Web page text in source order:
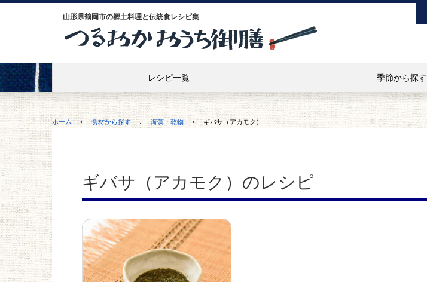
山形県鶴岡市の郷土料理と伝統食レシピ集
レシピ一覧 季節から探す
ホーム 食材から探す 海藻・乾物 ギバサ（アカモク）
ギバサ（アカモク）のレシピ